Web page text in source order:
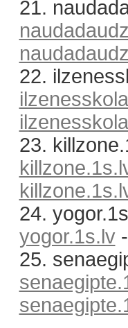
21.
22.
23.
24.
yogor.1s.lv
25.